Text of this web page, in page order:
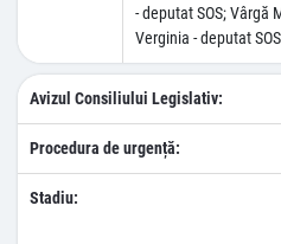
- deputat SOS; Vârgă
Verginia - deputat SOS
Avizul Consiliului Legislativ:
Procedura de urgență:
Stadiu: